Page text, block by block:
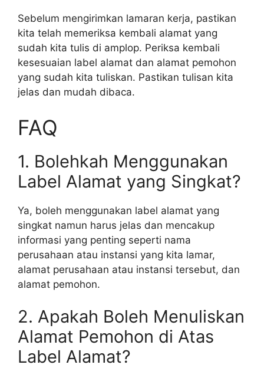
Sebelum mengirimkan lamaran kerja, pastikan
kita telah memeriksa kembali alamat yang
sudah kita tulis di amplop. Periksa kembali
kesesuaian label alamat dan alamat pemohon
yang sudah kita tuliskan. Pastikan tulisan kita
jelas dan mudah dibaca.
FAQ
1. Bolehkah Menggunakan
Label Alamat yang Singkat?
Ya, boleh menggunakan label alamat yang
singkat namun harus jelas dan mencakup
informasi yang penting seperti nama
perusahaan atau instansi yang kita lamar,
alamat perusahaan atau instansi tersebut, dan
alamat pemohon.
2. Apakah Boleh Menuliskan
Alamat Pemohon di Atas
Label Alamat?